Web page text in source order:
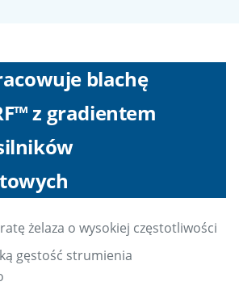
blachę
z gradientem
żelaza o wysokiej częstotliwości
gęstość strumienia